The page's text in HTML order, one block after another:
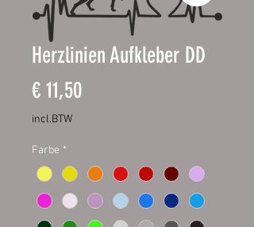
Herzlinien Aufkleber DD
€ 11,50Prijs
incl.BTW
Farbe *